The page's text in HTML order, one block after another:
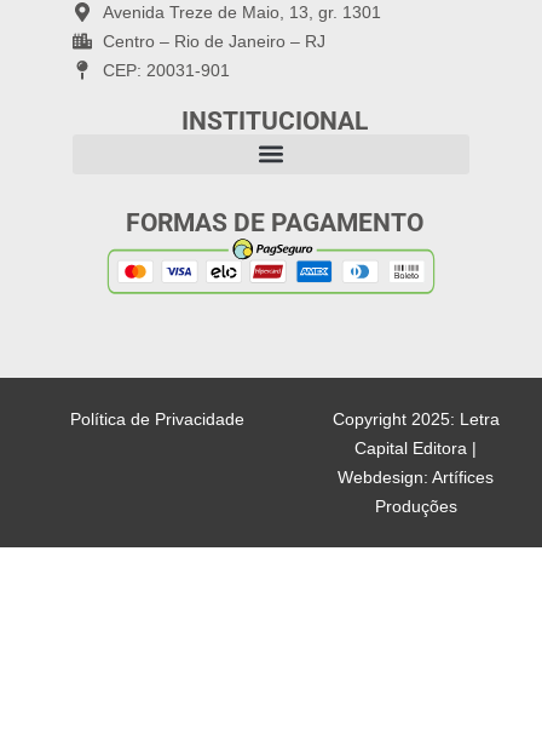
Avenida Treze de Maio, 13, gr. 1301
Centro – Rio de Janeiro – RJ
CEP: 20031-901
INSTITUCIONAL
FORMAS DE PAGAMENTO
Copyright 2025: Letra
Capital Editora |
Webdesign: Artífices
Produções
Política de Privacidade